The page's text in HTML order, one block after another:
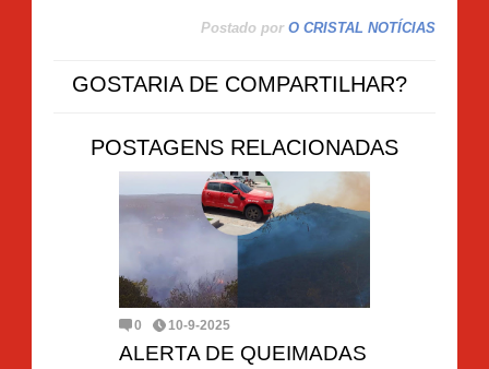
Postado por O CRISTAL NOTÍCIAS
GOSTARIA DE COMPARTILHAR?
POSTAGENS RELACIONADAS
0 10-9-2025
ALERTA DE QUEIMADAS